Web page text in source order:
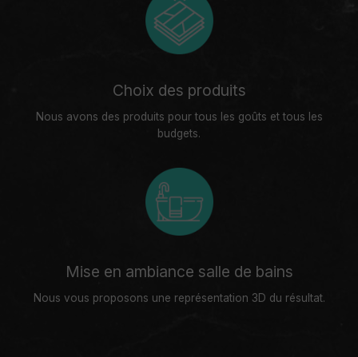
Choix des produits
Nous avons des produits pour tous les goûts et tous les
budgets.
Mise en ambiance salle de bains
Nous vous proposons une représentation 3D du résultat.